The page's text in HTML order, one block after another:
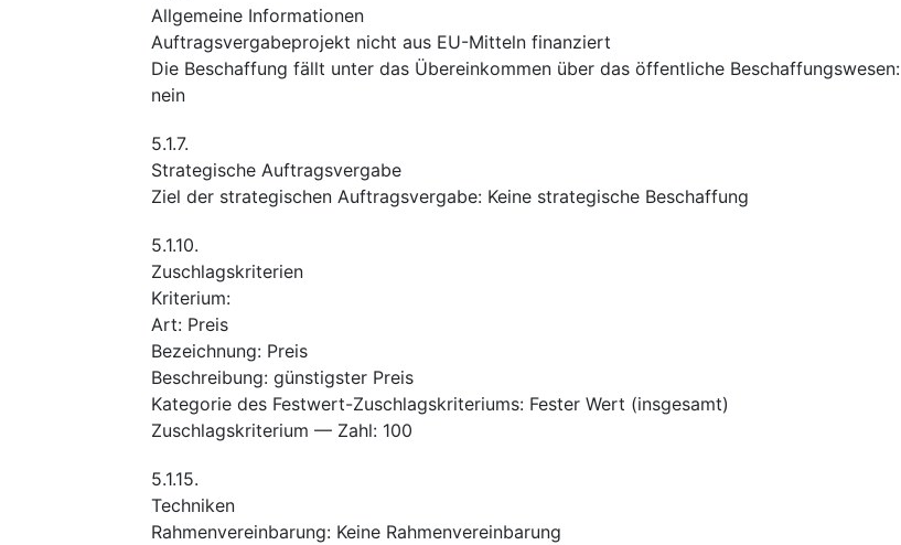
Allgemeine Informationen
Auftragsvergabeprojekt nicht aus EU-Mitteln finanziert
Die Beschaffung fällt unter das Übereinkommen über das öffentliche Beschaffungswesen:
nein
5.1.7.
Strategische Auftragsvergabe
Ziel der strategischen Auftragsvergabe: Keine strategische Beschaffung
5.1.10.
Zuschlagskriterien
Kriterium:
Art: Preis
Bezeichnung: Preis
Beschreibung: günstigster Preis
Kategorie des Festwert-Zuschlagskriteriums: Fester Wert (insgesamt)
Zuschlagskriterium — Zahl: 100
5.1.15.
Techniken
Rahmenvereinbarung: Keine Rahmenvereinbarung